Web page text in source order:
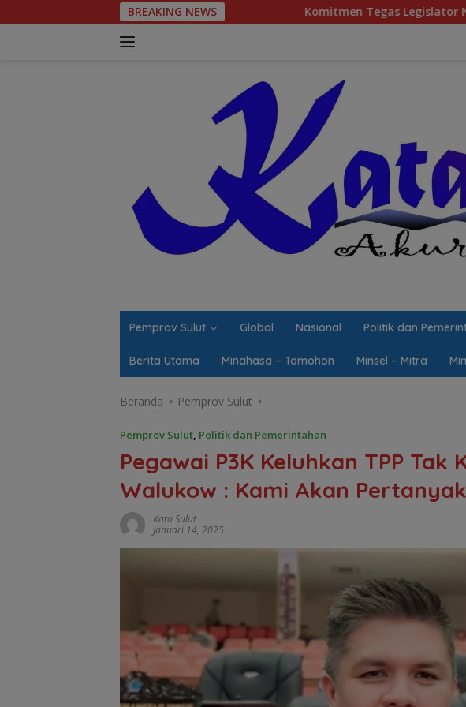
ke
BREAKING NEWS
Komitmen Tegas Legislator Natanael Pepah Jaring
Pemprov Sulut Global Nasional Politik dan
Berita Utama Minahasa – Tomohon Minsel – Mitra
Beranda Pemprov Sulut
Pemprov Sulut, Politik dan Pemerintahan
Pegawai P3K Keluhkan TPP Tak
Walukow : Kami Akan
Kata Sulut
Januari 14, 2025